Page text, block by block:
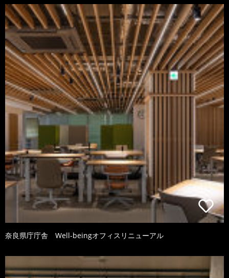
奈良県庁庁舎 Well-beingオフィスリニューアル